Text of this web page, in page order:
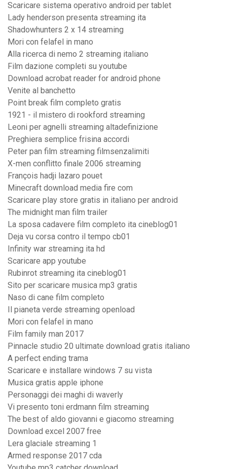
Scaricare sistema operativo android per tablet
Lady henderson presenta streaming ita
Shadowhunters 2 x 14 streaming
Mori con felafel in mano
Alla ricerca di nemo 2 streaming italiano
Film dazione completi su youtube
Download acrobat reader for android phone
Venite al banchetto
Point break film completo gratis
1921 - il mistero di rookford streaming
Leoni per agnelli streaming altadefinizione
Preghiera semplice frisina accordi
Peter pan film streaming filmsenzalimiti
X-men conflitto finale 2006 streaming
François hadji lazaro pouet
Minecraft download media fire com
Scaricare play store gratis in italiano per android
The midnight man film trailer
La sposa cadavere film completo ita cineblog01
Deja vu corsa contro il tempo cb01
Infinity war streaming ita hd
Scaricare app youtube
Rubinrot streaming ita cineblog01
Sito per scaricare musica mp3 gratis
Naso di cane film completo
Il pianeta verde streaming openload
Mori con felafel in mano
Film family man 2017
Pinnacle studio 20 ultimate download gratis italiano
A perfect ending trama
Scaricare e installare windows 7 su vista
Musica gratis apple iphone
Personaggi dei maghi di waverly
Vi presento toni erdmann film streaming
The best of aldo giovanni e giacomo streaming
Download excel 2007 free
Lera glaciale streaming 1
Armed response 2017 cda